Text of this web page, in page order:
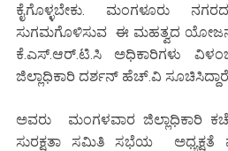
ಕೈಗೊಳ್ಳಬೇಕು. ಮಂಗಳೂರು
ಸುಗಮಗೊಳಿಸುವ ಈ ಮಹತ್ವದ
ಕೆ.ಎಸ್.ಆರ್.ಟಿ.ಸಿ ಅಧಿಕಾರಿಗಳು
ಜಿಲ್ಲಾಧಿಕಾರಿ ದರ್ಶನ್ ಹೆಚ್.ವಿ
ಅವರು ಮಂಗಳವಾರ ಜಿಲ್ಲಾಧಿಕಾರಿ
ಸುರಕ್ಷತಾ ಸಮಿತಿ ಸಭೆಯ ಅಧ್ಯಕ್ಷತೆ